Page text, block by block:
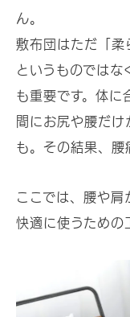
ん。
敷布団はただ「柔
というものではな
も重要です。体に
間にお尻や腰だけ
も。その結果、腰
ここでは、腰や肩
快適に使うための